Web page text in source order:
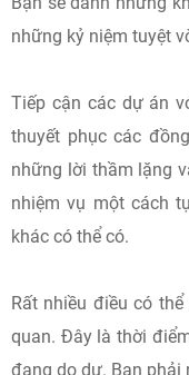
những kỷ niệm tuyệt
Tiếp cận các dự án
thuyết phục các
những lời thầm lặng
nhiệm vụ một cách
khác có thể có.
Rất nhiều điều có
quan. Đây là thời
đang do dự. Bạn phải